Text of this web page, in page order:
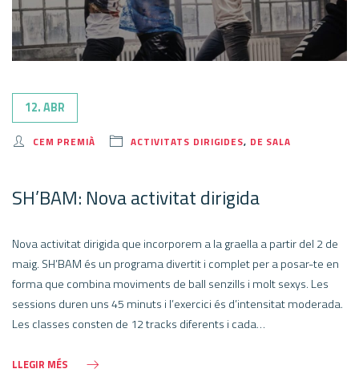
12. ABR
CEM PREMIÀ ACTIVITATS DIRIGIDES, DE SALA
SH’BAM: Nova activitat dirigida
Nova activitat dirigida que incorporem a la graella a partir del 2 de
maig. SH’BAM és un programa divertit i complet per a posar-te en
forma que combina moviments de ball senzills i molt sexys. Les
sessions duren uns 45 minuts i l’exercici és d’intensitat moderada.
Les classes consten de 12 tracks diferents i cada…
LLEGIR MÉS